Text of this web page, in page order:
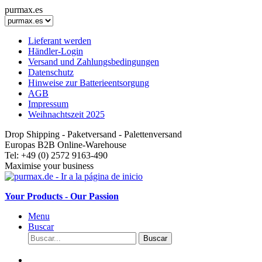
purmax.es
Lieferant werden
Händler-Login
Versand und Zahlungsbedingungen
Datenschutz
Hinweise zur Batterieentsorgung
AGB
Impressum
Weihnachtszeit 2025
Drop Shipping - Paketversand - Palettenversand
Europas B2B Online-Warehouse
Tel: +49 (0) 2572 9163-490
Maximise your business
Your Products - Our Passion
Menu
Buscar
Buscar